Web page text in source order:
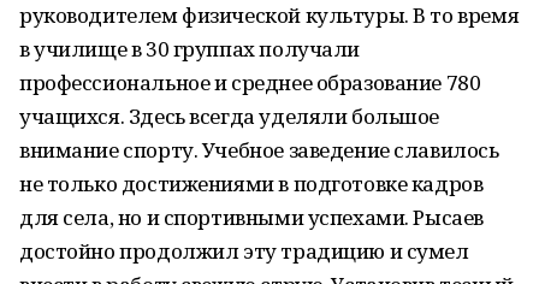
руководителем физической культуры. В то время
в училище в 30 группах получали
профессиональное и среднее образование 780
учащихся. Здесь всегда уделяли большое
внимание спорту. Учебное заведение славилось
не только достижениями в подготовке кадров
для села, но и спортивными успехами. Рысаев
достойно продолжил эту традицию и сумел